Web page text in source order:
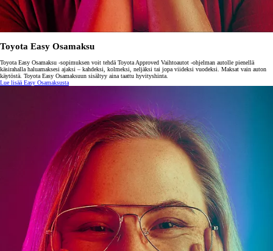
Toyota Easy Osamaksu
Toyota Easy Osamaksu -sopimuksen voit tehdä Toyota Approved Vaihtoautot -ohjelman autolle pienellä
käsirahalla haluamaksesi ajaksi – kahdeksi, kolmeksi, neljäksi tai jopa viideksi vuodeksi. Maksat vain auton
käytöstä. Toyota Easy Osamaksuun sisältyy aina taattu hyvityshinta.
Lue lisää Easy Osamaksusta